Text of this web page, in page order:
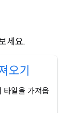
세요.
오기
타일을 가져옵